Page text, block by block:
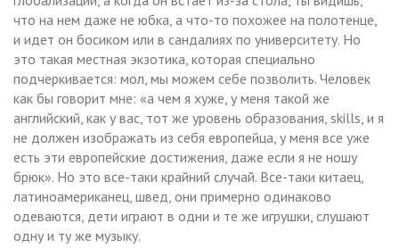
что на нем даже не юбка, а что-то похожее на полотенце,
и идет он босиком или в сандалиях по университету. Но
это такая местная экзотика, которая специально
подчеркивается: мол, мы можем себе позволить. Человек
как бы говорит мне: «а чем я хуже, у меня такой же
английский, как у вас, тот же уровень образования, skills, и я
не должен изображать из себя европейца, у меня все уже
есть эти европейские достижения, даже если я не ношу
брюк». Но это все-таки крайний случай. Все-таки китаец,
латиноамериканец, швед, они примерно одинаково
одеваются, дети играют в одни и те же игрушки, слушают
одну и ту же музыку.